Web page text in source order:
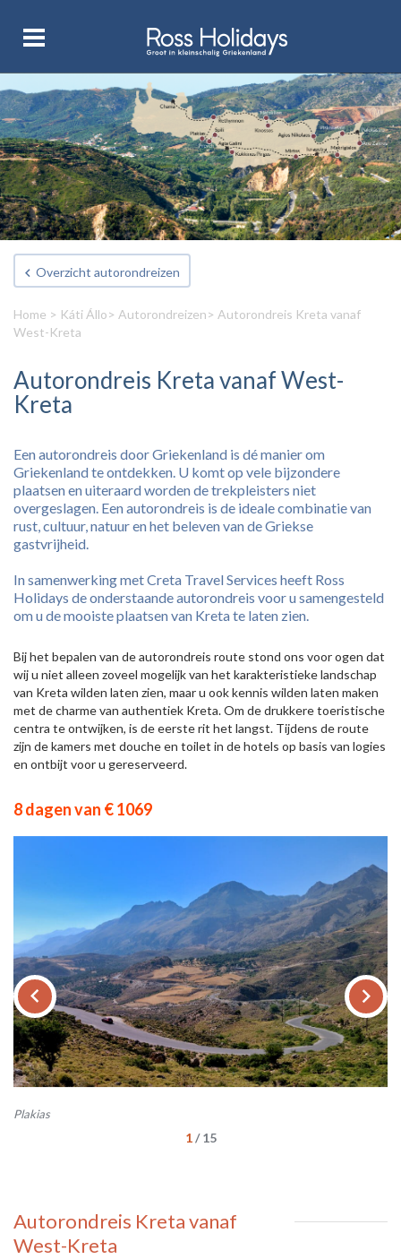
Overzicht autorondreizen
Home > Káti Állo> Autorondreizen> Autorondreis Kreta vanaf
West-Kreta
Autorondreis Kreta vanaf West-
Kreta
Een autorondreis door Griekenland is dé manier om
Griekenland te ontdekken. U komt op vele bijzondere
plaatsen en uiteraard worden de trekpleisters niet
overgeslagen. Een autorondreis is de ideale combinatie van
rust, cultuur, natuur en het beleven van de Griekse
gastvrijheid.
In samenwerking met Creta Travel Services heeft Ross
Holidays de onderstaande autorondreis voor u samengesteld
om u de mooiste plaatsen van Kreta te laten zien.
Bij het bepalen van de autorondreis route stond ons voor ogen dat
wij u niet alleen zoveel mogelijk van het karakteristieke landschap
van Kreta wilden laten zien, maar u ook kennis wilden laten maken
met de charme van authentiek Kreta. Om de drukkere toeristische
centra te ontwijken, is de eerste rit het langst. Tijdens de route
zijn de kamers met douche en toilet in de hotels op basis van logies
en ontbijt voor u gereserveerd.
8 dagen van € 1069
Plakias
keyboard_arrow_left keyboard_arrow_right
1/15
Autorondreis Kreta vanaf
West-Kreta